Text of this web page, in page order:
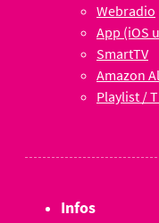
Webradio
App (iOS
SmartTV
Amazon
Playlist /
Infos